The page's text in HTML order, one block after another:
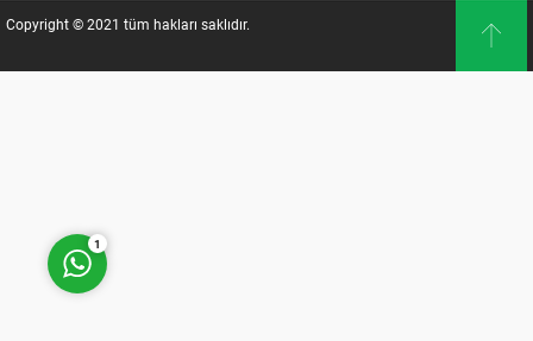
Copyright © 2021 tüm hakları saklıdır.
1